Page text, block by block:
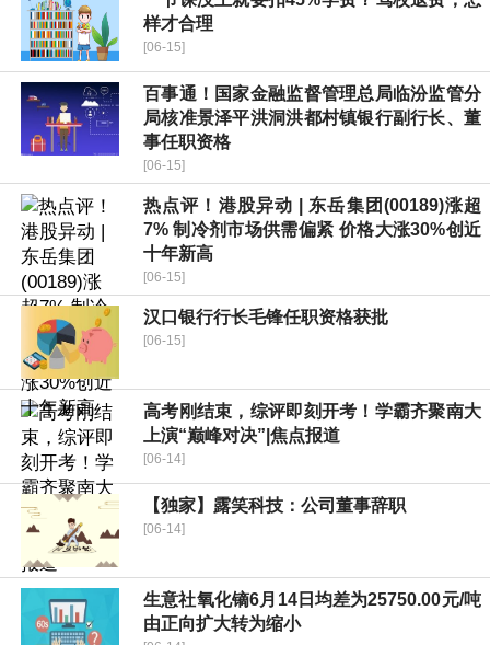
样才合理
[06-15]
百事通！国家金融监督管理总局临汾监管分
局核准景泽平洪洞洪都村镇银行副行长、董
事任职资格
[06-15]
热点评！港股异动 | 东岳集团(00189)涨超
7% 制冷剂市场供需偏紧 价格大涨30%创近
十年新高
[06-15]
汉口银行行长毛锋任职资格获批
[06-15]
高考刚结束，综评即刻开考！学霸齐聚南大
上演“巅峰对决”|焦点报道
[06-14]
【独家】露笑科技：公司董事辞职
[06-14]
生意社氧化镝6月14日均差为25750.00元/吨
由正向扩大转为缩小